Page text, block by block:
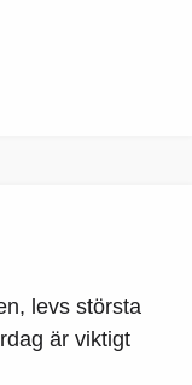
levs största
är viktigt